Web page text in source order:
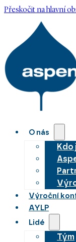
Přeskočit na hlavní
O nás
Kdo
Výroční
AYLP
Lidé
Tým